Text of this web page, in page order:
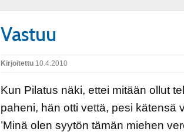
Vastuu
Kirjoitettu10.4.2010
Kun Pilatus näki, ettei mitään ollut
paheni, hän otti vettä, pesi kätensä
’Minä olen syytön tämän miehen